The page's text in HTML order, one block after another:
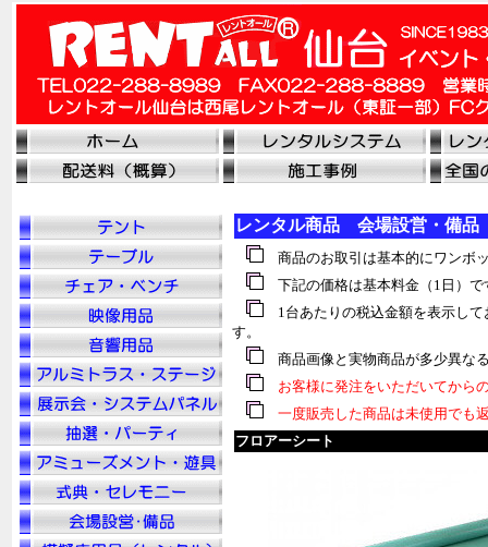
レンタル商品 会場設営・備品
商品のお取引は基本的にワンボ
下記の価格は基本料金（1日）で
1台あたりの税込金額を表示して
す。
商品画像と実物商品が多少異な
お客様に発注をいただいてから
一度販売した商品は未使用でも
フロアーシート